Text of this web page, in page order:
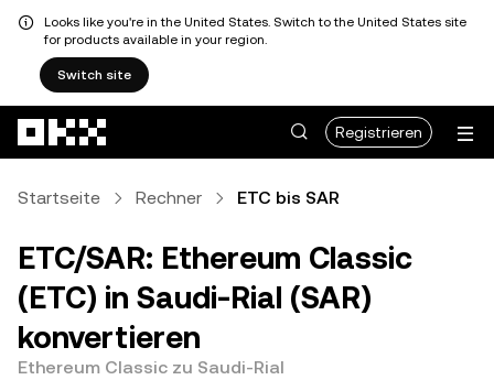
Looks like you're in the United States. Switch to the United States site
for products available in your region.
Switch site
Registrieren
Startseite Rechner ETC bis SAR
ETC/SAR: Ethereum Classic
(ETC) in Saudi-Rial (SAR)
konvertieren
Ethereum Classic zu Saudi-Rial